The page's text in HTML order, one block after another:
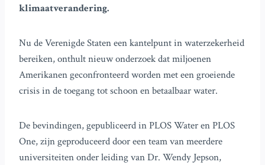
klimaatverandering.
Nu de Verenigde Staten een kantelpunt in waterzekerheid
bereiken, onthult nieuw onderzoek dat miljoenen
Amerikanen geconfronteerd worden met een groeiende
crisis in de toegang tot schoon en betaalbaar water.
De bevindingen, gepubliceerd in PLOS Water en PLOS
One, zijn geproduceerd door een team van meerdere
universiteiten onder leiding van Dr. Wendy Jepson,